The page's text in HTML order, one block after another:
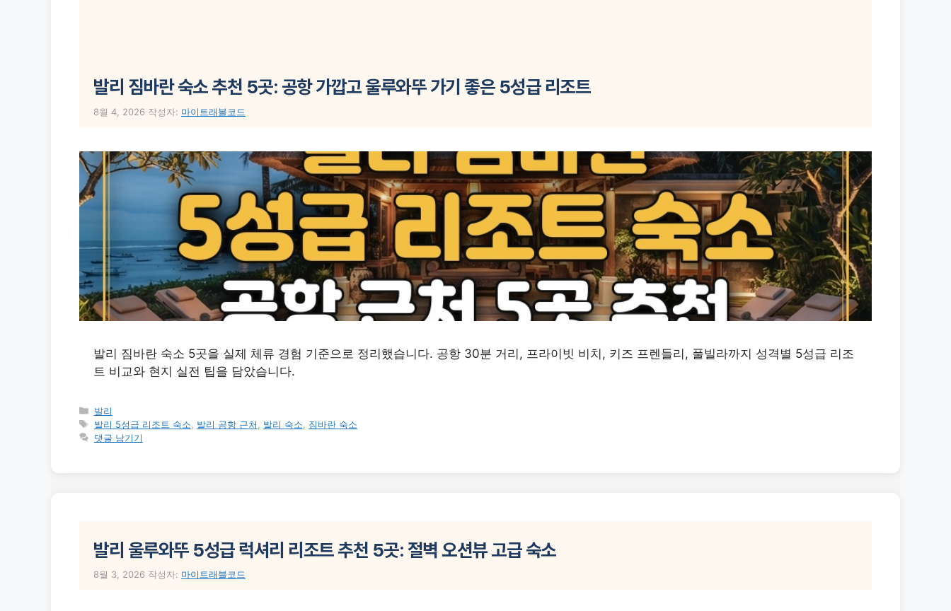
발리 짐바란 숙소 추천 5곳: 공항 가깝고 울루와뚜 가기 좋은 5성급 리조트
8월 4, 2026 작성자: 마이트래블코드
발리 짐바란 숙소 5곳을 실제 체류 경험 기준으로 정리했습니다. 공항 30분 거리, 프라이빗 비치, 키즈 프렌들리, 풀빌라까지 성격별 5성급 리조
트 비교와 현지 실전 팁을 담았습니다.
카
테
고
발리
태
그
발리 5성급 리조트 숙소 발리 공항 근처 발리 숙소
짐바란 숙소
댓글 남기기
발리 울루와뚜 5성급 럭셔리 리조트 추천 5곳: 절벽 오션뷰 고급 숙소
8월 3, 2026 작성자: 마이트래블코드